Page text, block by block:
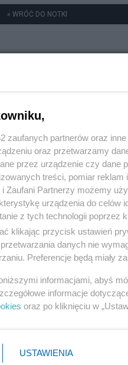
« WRÓĆ DO NOTKI
Polityka
PiS
zaufanych partnerów oraz
oraz przetwarzamy
przez urządzenie czy dane
treści, pomiar reklam
Zaufani Partnerzy możemy
urządzenia do celów
z tych technologii poprzez
klikając przycisk ustawień
danych nie
Preferencje będą miały
informacjami, abyś
informacje
oraz po kliknięciu w
USTAWIENIA